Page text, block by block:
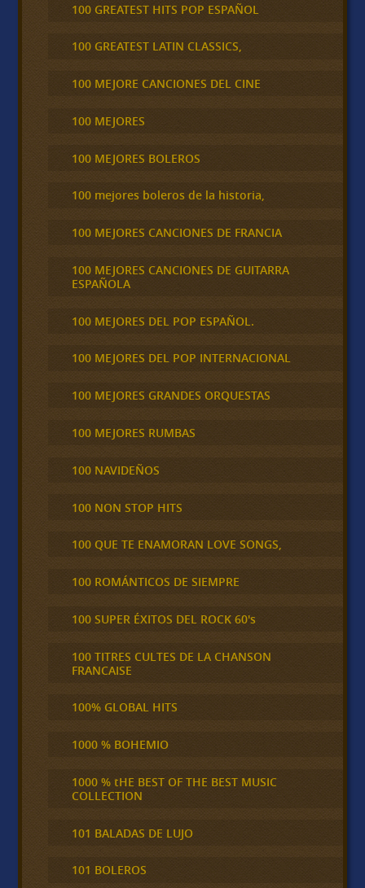
100 GREATEST HITS POP ESPAÑOL
100 GREATEST LATIN CLASSICS,
100 MEJORE CANCIONES DEL CINE
100 MEJORES
100 MEJORES BOLEROS
100 mejores boleros de la historia,
100 MEJORES CANCIONES DE FRANCIA
100 MEJORES CANCIONES DE GUITARRA
ESPAÑOLA
100 MEJORES DEL POP ESPAÑOL.
100 MEJORES DEL POP INTERNACIONAL
100 MEJORES GRANDES ORQUESTAS
100 MEJORES RUMBAS
100 NAVIDEÑOS
100 NON STOP HITS
100 QUE TE ENAMORAN LOVE SONGS,
100 ROMÁNTICOS DE SIEMPRE
100 SUPER ÉXITOS DEL ROCK 60's
100 TITRES CULTES DE LA CHANSON
FRANCAISE
100% GLOBAL HITS
1000 % BOHEMIO
1000 % tHE BEST OF THE BEST MUSIC
COLLECTION
101 BALADAS DE LUJO
101 BOLEROS